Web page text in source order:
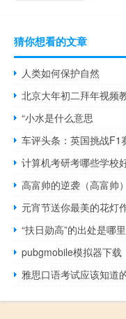
猜你想看的文章
人类如何保护自然
北京大年初二拜年视频
“小水是什么意思
车评头条：英国挑战F1
计算机考研考哪些学校
高富帅的逆袭（高富帅）
元宵节送你最美的花灯
“扶日勋高”的出处是哪里
pubgmobile模拟器下载
雅思口语考试应该知道